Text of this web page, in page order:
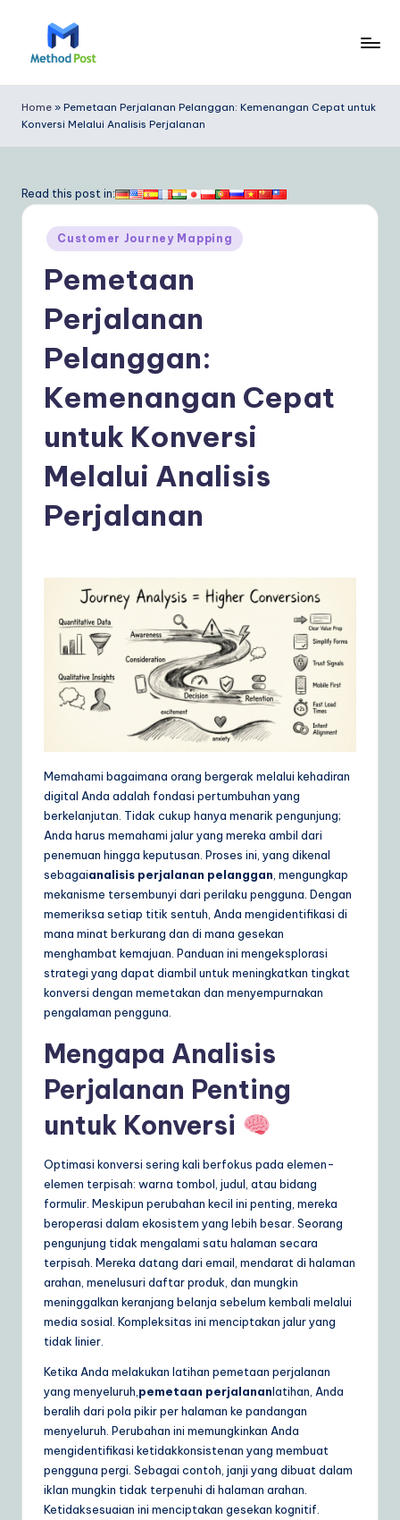
e
t
o
In
si
D
ai
ly
G
ui
d
o
A
&
ft
w
S
lu
ti
o
Home » Pemetaan Perjalanan Pelanggan: Kemenangan Cepat untuk
Konversi Melalui Analisis Perjalanan
Read this post in:
Posted
in
Customer Journey Mapping
Pemetaan
Perjalanan
Pelanggan:
Kemenangan Cepat
untuk Konversi
Melalui Analisis
Perjalanan
Memahami bagaimana orang bergerak melalui kehadiran
digital Anda adalah fondasi pertumbuhan yang
berkelanjutan. Tidak cukup hanya menarik pengunjung;
Anda harus memahami jalur yang mereka ambil dari
penemuan hingga keputusan. Proses ini, yang dikenal
sebagaianalisis perjalanan pelanggan , mengungkap
mekanisme tersembunyi dari perilaku pengguna. Dengan
memeriksa setiap titik sentuh, Anda mengidentifikasi di
mana minat berkurang dan di mana gesekan
menghambat kemajuan. Panduan ini mengeksplorasi
strategi yang dapat diambil untuk meningkatkan tingkat
konversi dengan memetakan dan menyempurnakan
pengalaman pengguna.
Mengapa Analisis
Perjalanan Penting
untuk Konversi
Optimasi konversi sering kali berfokus pada elemen-
elemen terpisah: warna tombol, judul, atau bidang
formulir. Meskipun perubahan kecil ini penting, mereka
beroperasi dalam ekosistem yang lebih besar. Seorang
pengunjung tidak mengalami satu halaman secara
terpisah. Mereka datang dari email, mendarat di halaman
arahan, menelusuri daftar produk, dan mungkin
meninggalkan keranjang belanja sebelum kembali melalui
media sosial. Kompleksitas ini menciptakan jalur yang
tidak linier.
Ketika Anda melakukan latihan pemetaan perjalanan
yang menyeluruh, pemetaan perjalananlatihan, Anda
beralih dari pola pikir per halaman ke pandangan
menyeluruh. Perubahan ini memungkinkan Anda
mengidentifikasi ketidakkonsistenan yang membuat
pengguna pergi. Sebagai contoh, janji yang dibuat dalam
iklan mungkin tidak terpenuhi di halaman arahan.
Ketidaksesuaian ini menciptakan gesekan kognitif.